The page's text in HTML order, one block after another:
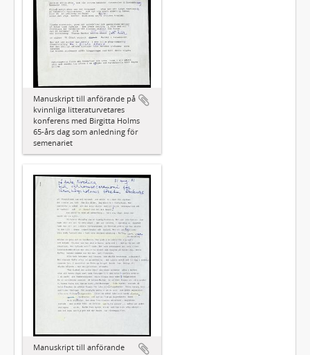
Manuskript till anförande på
kvinnliga litteraturvetares
konferens med Birgitta Holms
65-års dag som anledning för
semenariet
Manuskript till anförande